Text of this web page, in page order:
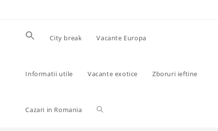
City break Vacante Europa
Informatii utile Vacante exotice Zboruri ieftine
Cazari in Romania Toggle